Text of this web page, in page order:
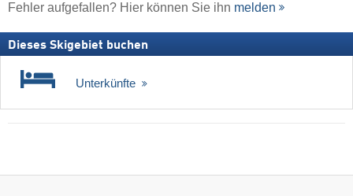
Fehler aufgefallen? Hier können Sie ihn melden
Dieses Skigebiet buchen
Unterkünfte